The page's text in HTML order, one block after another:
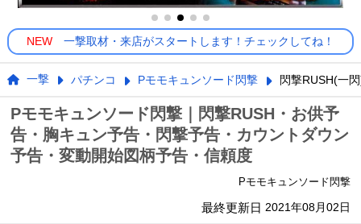
NEW 一撃取材・来店がスタートします！チェックしてね！
一撃 パチンコ Pモモキュンソード閃撃 閃撃RUSH(一
Pモモキュンソード閃撃｜閃撃RUSH・お供予
告・胸キュン予告・閃撃予告・カウントダウン
予告・変動開始図柄予告・信頼度
Pモモキュンソード閃撃
最終更新日 2021年08月02日